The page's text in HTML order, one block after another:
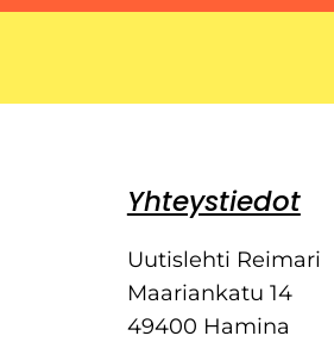
Yhteystiedot
Uutislehti Reimari
Maariankatu 14
49400 Hamina